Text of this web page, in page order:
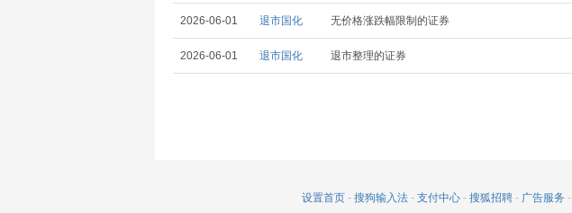
2026-06-01 退市国化 无价格涨跌幅限制的证券
2026-06-01 退市国化 退市整理的证券
设置首页 - 搜狗输入法 - 支付中心 - 搜狐招聘 - 广告服务 -